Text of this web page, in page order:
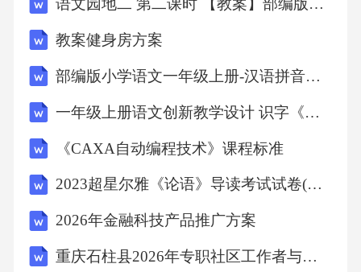
》。
请注意本文件的某些内容可能涉及专利本文件
的发布机构不承担识别专利的责任
。。
本文件由中国机械工业联合会提出
。
语文园地二 第二课时 【教案】部编版语文三年级上册
教案健身房方案
部编版小学语文一年级上册-汉语拼音《ɑi ei ui》（教学设计）
一年级上册语文创新教学设计 识字《日月明》人教【部编版】
《CAXA自动编程技术》课程标准
2023超星尔雅《论语》导读考试试卷(答案)
2026年金融科技产品推广方案
重庆石柱县2026年专职社区工作者与后备人员招聘考试试卷-含答案解析